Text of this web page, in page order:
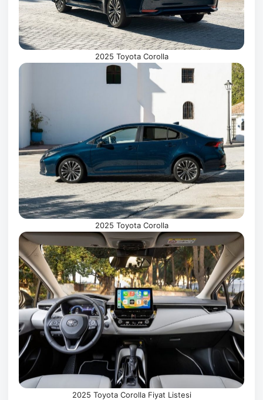
2025 Toyota Corolla
2025 Toyota Corolla
2025 Toyota Corolla Fiyat Listesi